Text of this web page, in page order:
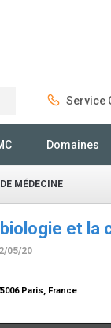
Service
Domaines
MÉDECINE
et la
05/20
Paris, France